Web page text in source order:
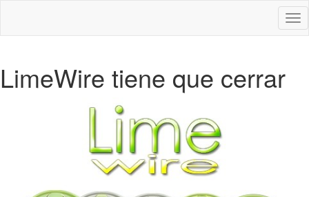
LimeWire tiene que cerrar